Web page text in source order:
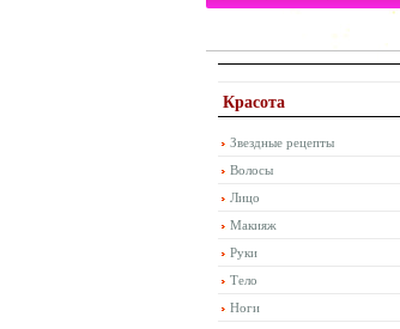
Красота
Звездные рецепты
Волосы
Лицо
Макияж
Руки
Тело
Ноги